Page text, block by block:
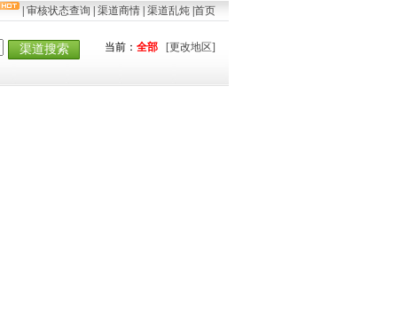
审核状态查询 渠道商情 渠道乱炖 首页
渠道搜索 当前： 全部 [更改地区]